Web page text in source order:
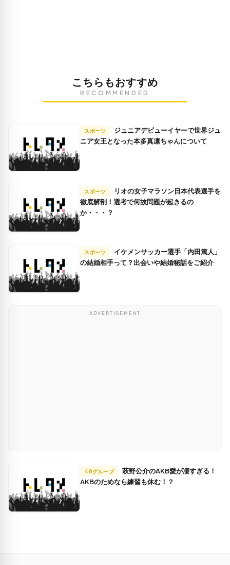
こちらもおすすめ
RECOMMENDED
スポーツ
ニア女王となった本多真凛ちゃんについて
スポーツ
徹底解剖！選考で何故問題が起きるの
か・・・？
スポーツ
の結婚相手って？出会いや結婚秘話をご紹介
ADVERTISEMENT
48グループ
AKBのためなら練習も休む！？